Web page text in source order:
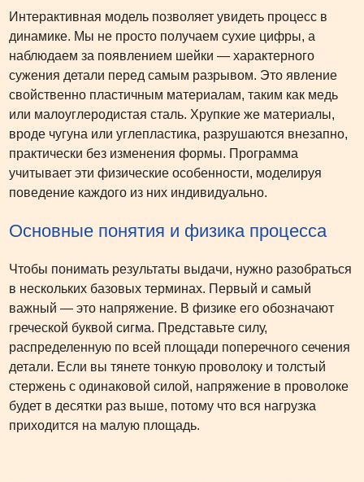
Интерактивная модель позволяет увидеть процесс в
динамике. Мы не просто получаем сухие цифры, а
наблюдаем за появлением шейки — характерного
сужения детали перед самым разрывом. Это явление
свойственно пластичным материалам, таким как медь
или малоуглеродистая сталь. Хрупкие же материалы,
вроде чугуна или углепластика, разрушаются внезапно,
практически без изменения формы. Программа
учитывает эти физические особенности, моделируя
поведение каждого из них индивидуально.
Основные понятия и физика процесса
Чтобы понимать результаты выдачи, нужно разобраться
в нескольких базовых терминах. Первый и самый
важный — это напряжение. В физике его обозначают
греческой буквой сигма. Представьте силу,
распределенную по всей площади поперечного сечения
детали. Если вы тянете тонкую проволоку и толстый
стержень с одинаковой силой, напряжение в проволоке
будет в десятки раз выше, потому что вся нагрузка
приходится на малую площадь.